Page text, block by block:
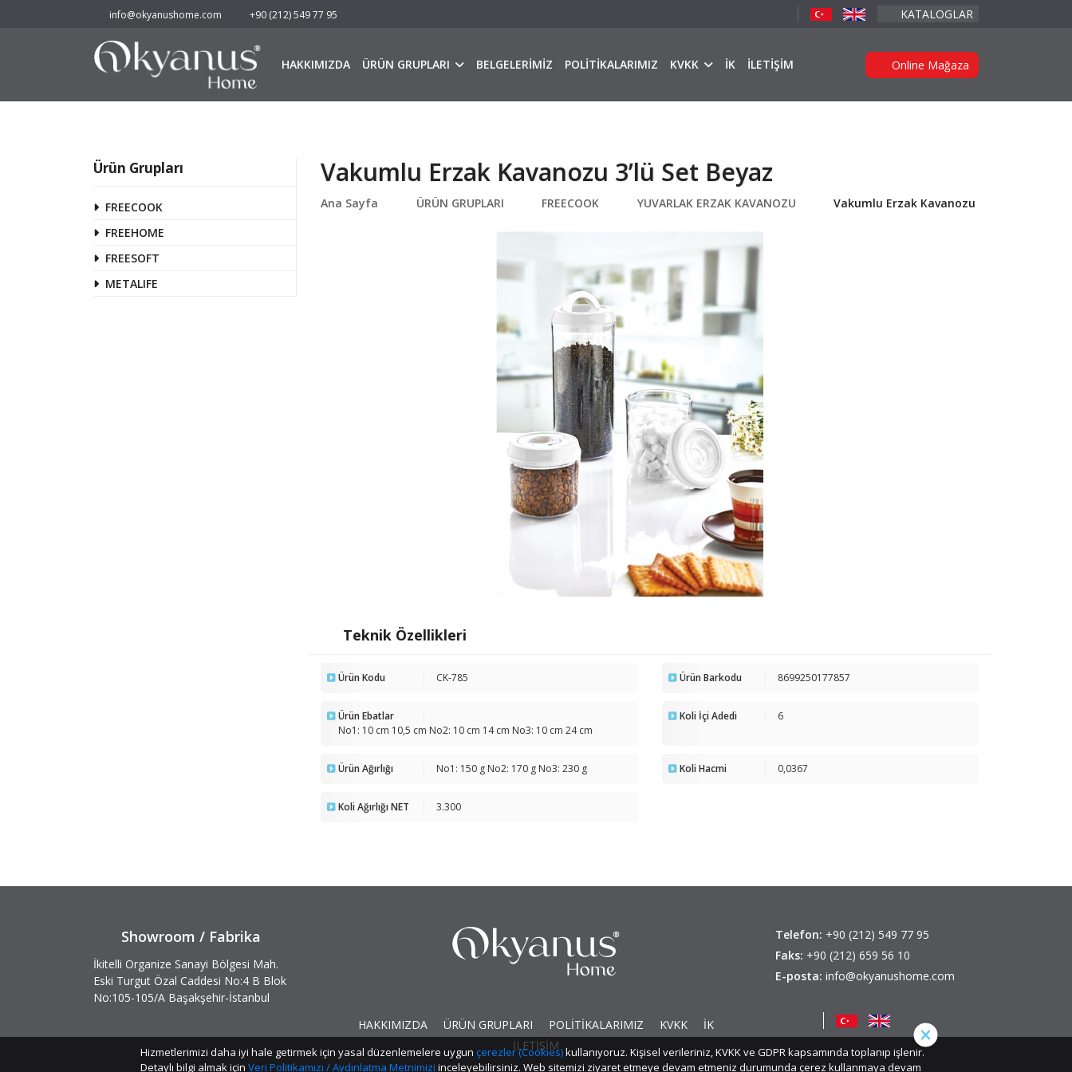
info@okyanushome.com +90 (212) 549 77 95 KATALOGLAR
HAKKIMIZDA ÜRÜN GRUPLARI BELGELERİMİZ POLİTİKALARIMIZ KVKK İK İLETİŞİM Online Mağaza
Ürün Grupları
FREECOOK
FREEHOME
FREESOFT
METALIFE
Vakumlu Erzak Kavanozu 3’lü Set Beyaz
Ana Sayfa ÜRÜN GRUPLARI FREECOOK YUVARLAK ERZAK KAVANOZU Vakumlu Erzak Kavanozu 3’lü Set Beyaz
Teknik Özellikleri
Ürün Kodu CK-785 Ürün Barkodu 8699250177857
Ürün Ebatlar
No1: 10 cm 10,5 cm No2: 10 cm 14 cm No3: 10 cm 24 cm
Koli İçi Adedi 6
Ürün Ağırlığı No1: 150 g No2: 170 g No3: 230 g Koli Hacmi 0,0367
Koli Ağırlığı NET 3.300
Showroom / Fabrika
İkitelli Organize Sanayi Bölgesi Mah.
Eski Turgut Özal Caddesi No:4 B Blok
No:105-105/A Başakşehir-İstanbul
HAKKIMIZDA
ÜRÜN GRUPLARI POLİTİKALARIMIZ KVKK
İK
İLETİŞİM
Telefon: +90 (212) 549 77 95
Faks: +90 (212) 659 56 10
E-posta: info@okyanushome.com
Hizmetlerimizi daha iyi hale getirmek için yasal düzenlemelere uygun çerezler (Cookies)kullanıyoruz. Kişisel verileriniz, KVKK ve GDPR kapsamında toplanıp işlenir.
Detaylı bilgi almak için Veri Politikamızı / Aydınlatma Metnimizi inceleyebilirsiniz. Web sitemizi ziyaret etmeye devam etmeniz durumunda çerez kullanmaya devam